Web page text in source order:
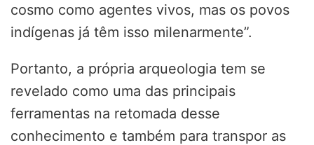
cosmo como agentes vivos, mas os povos
indígenas já têm isso milenarmente”.
Portanto, a própria arqueologia tem se
revelado como uma das principais
ferramentas na retomada desse
conhecimento e também para transpor as